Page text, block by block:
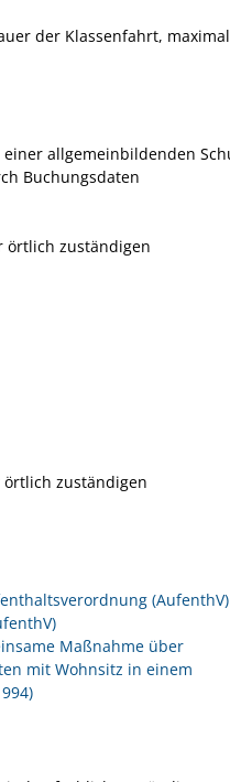
der Klassenfahrt,
allgemeinbildenden
Buchungsdaten
örtlich zuständigen
zuständigen
(AufenthV)
Maßnahme über
mit Wohnsitz in einem